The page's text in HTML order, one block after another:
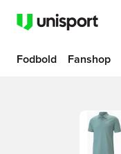
Fodbold Fanshop